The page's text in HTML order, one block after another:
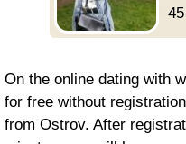
On the online dating with
for free without
from Ostrov. After